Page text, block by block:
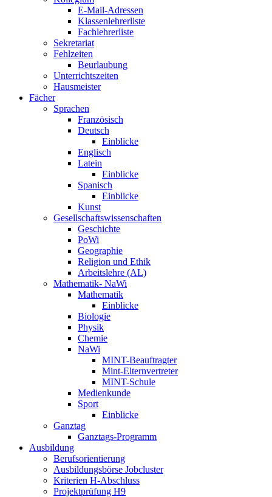
E-Mail-Adressen
Klassenlehrerliste
Fachlehrerliste
Sekretariat
Fehlzeiten
Beurlaubung
Unterrichtszeiten
Hausmeister
Fächer
Sprachen
Französisch
Deutsch
Einblicke
Englisch
Latein
Einblicke
Spanisch
Einblicke
Kunst
Gesellschaftswissenschaften
Geschichte
PoWi
Geographie
Religion und Ethik
Arbeitslehre (AL)
Mathematik- NaWi
Mathematik
Einblicke
Biologie
Physik
Chemie
NaWi
MINT-Beauftragter
Mint-Elternvertreter
MINT-Schule
Medienkunde
Sport
Einblicke
Ganztag
Ganztags-Programm
Ausbildung
Berufsorientierung
Ausbildungsbörse Jobcluster
Kriterien H-Abschluss
Projektprüfung H9